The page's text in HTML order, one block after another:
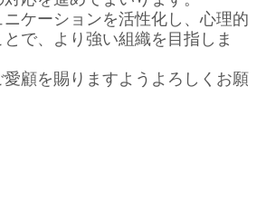
ニケーションを活性化し、心理的
で、より強い組織を目指しま
顧を賜りますようよろしくお願